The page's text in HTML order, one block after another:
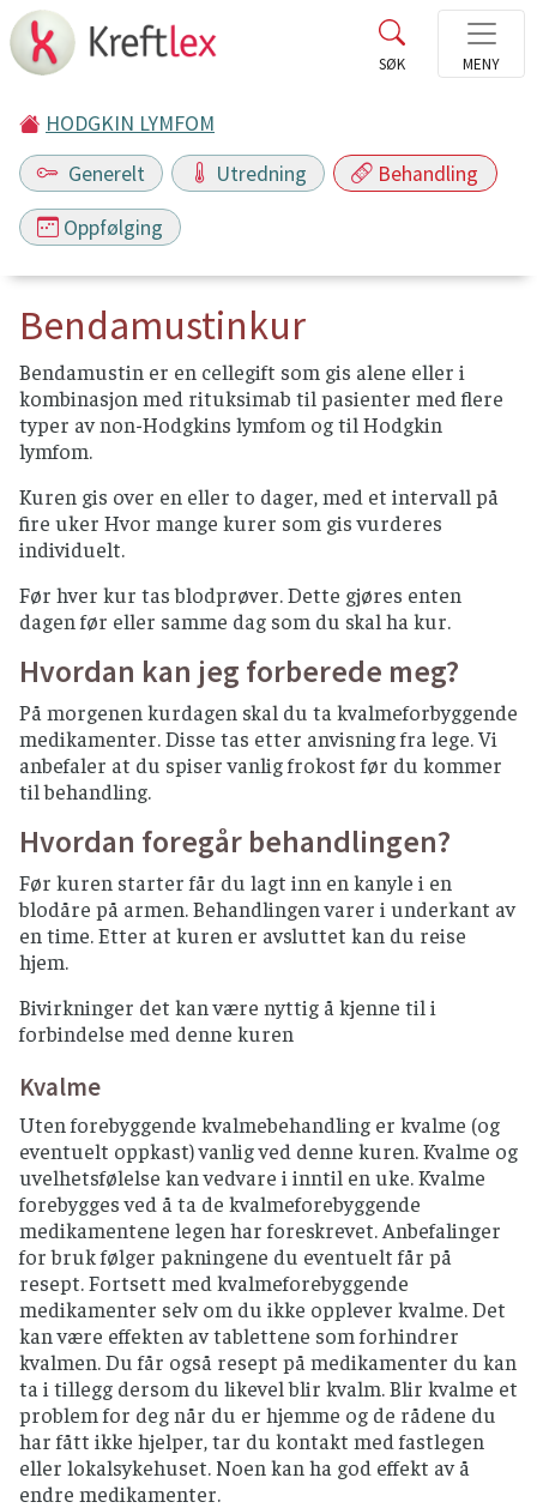
HODGKIN LYMFOM
Generelt
Utredning Behandling
Oppfølging
Bendamustinkur
Bendamustin er en cellegift som gis alene eller i
kombinasjon med rituksimab til pasienter med flere
typer av non-Hodgkins lymfom og til Hodgkin
lymfom.
Kuren gis over en eller to dager, med et intervall på
fire uker Hvor mange kurer som gis vurderes
individuelt.
Før hver kur tas blodprøver. Dette gjøres enten
dagen før eller samme dag som du skal ha kur.
Hvordan kan jeg forberede meg?
På morgenen kurdagen skal du ta kvalmeforbyggende
medikamenter. Disse tas etter anvisning fra lege. Vi
anbefaler at du spiser vanlig frokost før du kommer
til behandling.
Hvordan foregår behandlingen?
Før kuren starter får du lagt inn en kanyle i en
blodåre på armen. Behandlingen varer i underkant av
en time. Etter at kuren er avsluttet kan du reise
hjem.
Bivirkninger det kan være nyttig å kjenne til i
forbindelse med denne kuren
Kvalme
Uten forebyggende kvalmebehandling er kvalme (og
eventuelt oppkast) vanlig ved denne kuren. Kvalme og
uvelhetsfølelse kan vedvare i inntil en uke. Kvalme
forebygges ved å ta de kvalmeforebyggende
medikamentene legen har foreskrevet. Anbefalinger
for bruk følger pakningene du eventuelt får på
resept. Fortsett med kvalmeforebyggende
medikamenter selv om du ikke opplever kvalme. Det
kan være effekten av tablettene som forhindrer
kvalmen. Du får også resept på medikamenter du kan
ta i tillegg dersom du likevel blir kvalm. Blir kvalme et
problem for deg når du er hjemme og de rådene du
har fått ikke hjelper, tar du kontakt med fastlegen
eller lokalsykehuset. Noen kan ha god effekt av å
endre medikamenter.